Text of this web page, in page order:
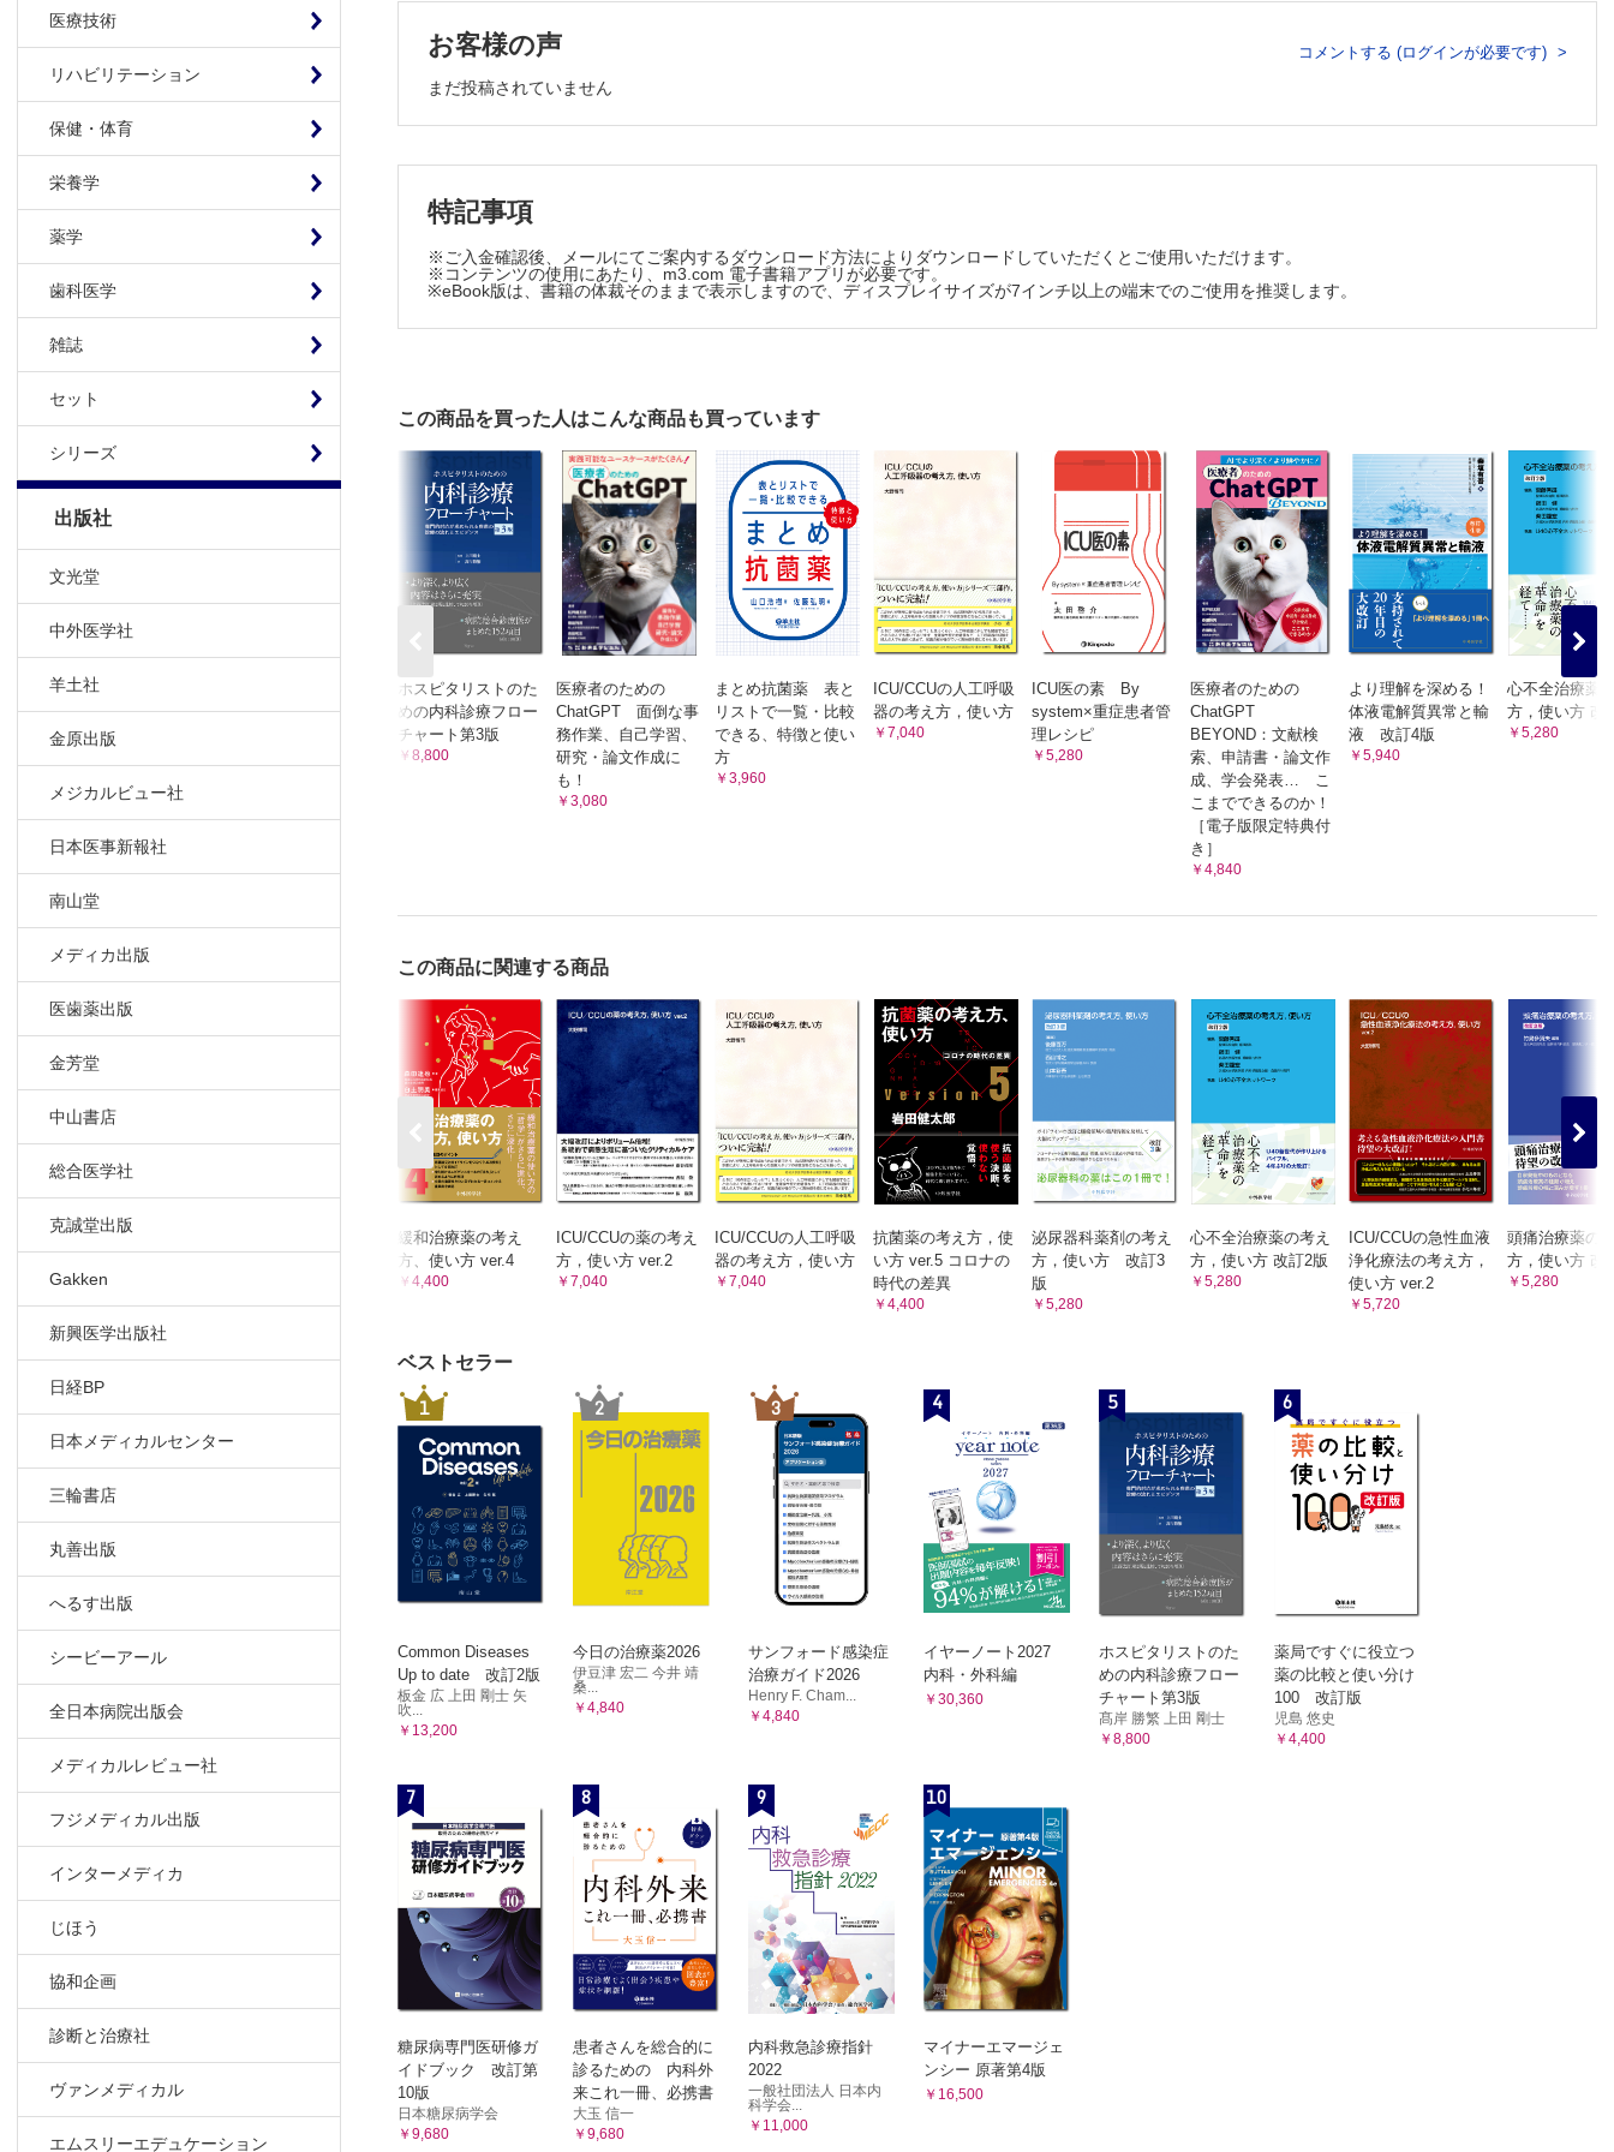
医療技術
リハビリテーション
保健・体育
栄養学
薬学
歯科医学
雑誌
セット
シリーズ
出版社
文光堂
中外医学社
羊土社
金原出版
メジカルビュー社
日本医事新報社
南山堂
メディカ出版
医歯薬出版
金芳堂
中山書店
総合医学社
克誠堂出版
Gakken
新興医学出版社
日経BP
日本メディカルセンター
三輪書店
丸善出版
へるす出版
シービーアール
全日本病院出版会
メディカルレビュー社
フジメディカル出版
インターメディカ
じほう
協和企画
診断と治療社
ヴァンメディカル
エムスリーエデュケーション
2-2. エリスロポエチンは輸血後肝炎を減らした
3-2. 造血幹細胞移植で重要なHLAとは何？
3-3. 骨髄採取はどのように行われるのか？
3-4. 末梢血幹細胞採取はどのように行われるのか？
4-2. G-CSF製剤の使い方
4-3. プレリキサホル（Plerixafor），HIV治療薬からの大転換
4-4. 血小板増多因子（トロンボポエチン：Thrombopoietin）よ，
今どこに？
4-5. G-CSFの考え方，使い方のポイント
5．細胞治療
5-1. 伝統ある学会名が変わる意味
5-2. 細胞治療の源流と現状
5-3. CAR-T療法とはどのようなものか？
5-4. 抗原特異的T細胞療法
5-5. 再生医療の突破口は企業から
5-6. 細胞治療の課題と将来像
1．赤血球製剤の考え方，使い方
2．血小板製剤の考え方，使い方（特にHLA血小板，洗浄血小
板）
3．自己血輸血とエリスロポエチンの考え方，使い方
4．血漿交換/交換輸血の血液製剤の考え方，使い方 ／ 神奈川
／ 秋田県赤十字血液センター 面川 進 先生
10．DICにおける血漿分画製剤の使い方，特にアンチトロンビン濃
縮製剤の使い方 ／ 富山大学 副学長 北島 勲 先生
11．手術時（特に産婦人科）における凝固因子製剤の考え方，使
い方 ／ 順天堂大学医学部産婦人科 名誉教授 竹田 省 先生
第5章 製造・販売者が説明する血漿分画製剤，造血因子等の考え
方，使い方
1．遺伝子組換え活性型血液凝固第VII因子製剤 ／ ノボ ノルデ
ィスク ファーマ株式会社 メディカルアフェアーズ＆サイエンス
2．血液凝固第VIII因子機能代替製剤 ／ 中外製薬株式会社 メデ
ィカルインフォメーション部（文責は著者）
3．抗ヒト胸腺細胞ウマ免疫グロブリン ／ ファイザー株式会
社 メディカルアフェアーズ
4．遺伝子組換えヒトG–CSF製剤 ／ 中外製薬株式会社 メディ
General medicine medical部
第6章 血液製剤，凝固因子製剤，造血因子等一覧
1．血液製剤共通の禁忌と注意点
1-1. 血液を原料とした製剤の注意書
1-2. 血漿を含むあるいは血漿を原料とした血液製剤の注意書
1-3. 添加物などに関する注意書
1-4. 併用，相互作用に関する注意
1-5. 投与スピードに関する注意
2．血液製剤と造血因子等の一覧表
3．血液凝固因子製剤，造血因子製剤等の注意点
3-2. エリスロポエチン製剤に関する注意点
3-3. G-CSF製剤に関する注意点
付．参考図書・Webアドレス
あとがき / 謝辞
2-4. FFPは使いすぎと言われているけれど本当？
2-5. 新鮮凍結血漿の考え方，使い方のまとめとポイント
3-3. 輸血すると血小板の3分の1が消える．なぜ？
3-5. 血小板輸血の効果がない場合もありますが？
3-6. 最も貴重で高価なHLA（適合）血小板とは何か？
3-7. CCIの計算をしないで効果判定をする方法
3-10. 血小板製剤の考え方，使い方のまとめとポイント
第2章 血漿分画製剤の考え方，使い方
1．アルブミン製剤
1-1. そもそもアルブミン製剤とは何？ 血液？ 薬剤？
1-2. 生物由来製品とは何？ さらに特定生物由来製品とは？
1-3. アルブミン製剤を投与する目的は何でしょう？
1-4. アルブミン使用量削減キャンペーンはうまくいったのか？
1-5. 輸入原料血漿アルブミン製剤の正義について哲学しようじゃないか
2．免疫グロブリン製剤 ―多目的用途―
2-1. 免疫グロブリンとは何？ イムノグロブリン，γ（ガンマ）グロブリン，IgGとは？
2-2. 免疫グロブリンは抗原特異的な認識を行う免疫分子
2-3. 免疫グロブリン製剤の種類と安全性
2-4. 免疫グロブリン製剤の一般的な適応と難病への適応
3-2. B型肝炎予防のための特異的な免疫グロブリンはどのように使うのか？
3-4. RhD因子陰性の妊産婦の抗体産生予防の注意点は？
3-5. 適応限定の免疫グロブリン製剤のまとめとポイント
4．凝固因子製剤
4-1. はじめに
4-2. 凝固系とは？ そして血友病にはどの凝固因子製剤が必要か？
4-3. 血液凝固第VIII因子製剤，血液凝固第IX因子製剤の投与法について
4-4. 第VIII因子・第IX因子低下に第VII因子を投与する場合があるのはなぜか？
4-5. 現時点の原料血漿凝固因子製剤の感染症安全対策
4-6. 原料血漿が献血と非献血で安全性に違いがあるのか
4-7. 加熱濃縮フィブリノゲン製剤について
4-9. 血液凝固因子製剤の考え方，使い方のまとめとポイント
第3章 細胞治療と造血因子の考え方，使い方
1-1. 貯血式自己血は自分のための献血か？
1-2. 自己血は完璧な輸血ではない！ 自己血の問題点とは？
1-3. 自己血貯血する患者さんの心理
1-4. 希釈式自己血と回収式自己血はどのような自己血ですか？
1-5. 産科の自己血輸血
1-6. 自己血製剤の考え方，使い方のまとめとポイント
2-1. 遺伝子組換え造血因子登場
2-2. エリスロポエチンは輸血後肝炎を減らした
2-3. エリスロポエチン製剤の選び方，使い方
2-5. エリスロポエチン製剤の考え方，使い方のポイント
3．造血幹細胞移植
3-1. 骨髄移植と末梢血幹細胞移植の違いは？
3-2. 造血幹細胞移植で重要なHLAとは何？
3-3. 骨髄採取はどのように行われるのか？
3-4. 末梢血幹細胞採取はどのように行われるのか？
3-5. 造血幹細胞移植の考え方，使い方のポイント
4． G-CSF（granulocyte colony stimulating factor：顆粒球コロニー形成刺激因子）とPlerixafor（CXCR4ケモカイン受容体拮抗剤）
4-2. G-CSF製剤の使い方
4-3. プレリキサホル（Plerixafor），HIV治療薬からの大転換
4-4. 血小板増多因子（トロンボポエチン：Thrombopoietin）よ，今どこに？
4-5. G-CSFの考え方，使い方のポイント
お客様の声 コメントする (ログインが必要です)
まだ投稿されていません
特記事項
※ご入金確認後、メールにてご案内するダウンロード方法によりダウンロードしていただくとご使用いただけます。
※コンテンツの使用にあたり、m3.com 電子書籍アプリが必要です。
※eBook版は、書籍の体裁そのままで表示しますので、ディスプレイサイズが7インチ以上の端末でのご使用を推奨します。
この商品を買った人はこんな商品も買っています
ホスピタリストのた
めの内科診療フロー
チャート第3版
￥8,800
医療者のための
ChatGPT 面倒な事
務作業、自己学習、
研究・論文作成に
も！
￥3,080
まとめ抗菌薬 表と
リストで一覧・比較
できる、特徴と使い
方
￥3,960
ICU/CCUの人工呼吸
器の考え方，使い方
￥7,040
ICU医の素 By
system×重症患者管
理レシピ
￥5,280
医療者のための
ChatGPT
BEYOND：文献検
索、申請書・論文作
成、学会発表… こ
こまでできるのか！
［電子版限定特典付
き］
￥4,840
より理解を深める！
体液電解質異常と輸
液 改訂4版
￥5,940
心不全治療薬
方，使い方 改
￥5,280
この商品に関連する商品
緩和治療薬の考え
方、使い方 ver.4
￥4,400
ICU/CCUの薬の考え
方，使い方 ver.2
￥7,040
ICU/CCUの人工呼吸
器の考え方，使い方
￥7,040
抗菌薬の考え方，使
い方 ver.5 コロナの
時代の差異
￥4,400
泌尿器科薬剤の考え
方，使い方 改訂3
版
￥5,280
心不全治療薬の考え
方，使い方 改訂2版
￥5,280
ICU/CCUの急性血液
浄化療法の考え方，
使い方 ver.2
￥5,720
頭痛治療薬の
方，使い方 改
￥5,280
ベストセラー
1
Common Diseases
Up to date 改訂2版
板金 広 上田 剛士 矢
吹...
￥13,200
2
今日の治療薬2026
伊豆津 宏二 今井 靖
桑...
￥4,840
3
サンフォード感染症
治療ガイド2026
Henry F. Cham...
￥4,840
4
イヤーノート2027
内科・外科編
￥30,360
5
ホスピタリストのた
めの内科診療フロー
チャート第3版
髙岸 勝繁 上田 剛士
￥8,800
6
薬局ですぐに役立つ
薬の比較と使い分け
100 改訂版
児島 悠史
￥4,400
7
糖尿病専門医研修ガ
イドブック 改訂第
10版
日本糖尿病学会
￥9,680
8
患者さんを総合的に
診るための 内科外
来これ一冊、必携書
大玉 信一
￥9,680
9
内科救急診療指針
2022
一般社団法人 日本内
科学会...
￥11,000
10
マイナーエマージェ
ンシー 原著第4版
￥16,500